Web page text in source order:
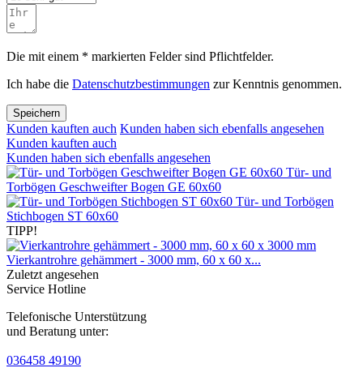
Die mit einem * markierten Felder sind Pflichtfelder.
Ich habe die Datenschutzbestimmungen zur Kenntnis genommen.
Speichern
Kunden kauften auch Kunden haben sich ebenfalls angesehen
Kunden kauften auch
Kunden haben sich ebenfalls angesehen
Tür- und
Torbögen Geschweifter Bogen GE 60x60
Tür- und Torbögen
Stichbogen ST 60x60
TIPP!
Vierkantrohre gehämmert - 3000 mm, 60 x 60 x...
Zuletzt angesehen
Service Hotline
Telefonische Unterstützung
und Beratung unter:
036458 49190